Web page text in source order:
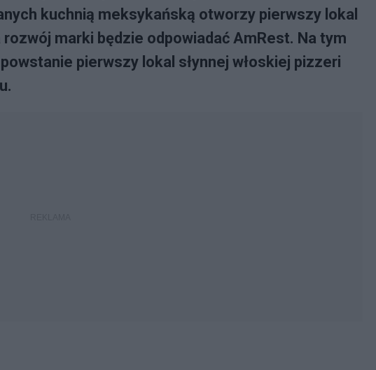
kuchnią meksykańską otworzy pierwszy lokal
marki będzie odpowiadać AmRest. Na tym
pierwszy lokal słynnej włoskiej pizzeri